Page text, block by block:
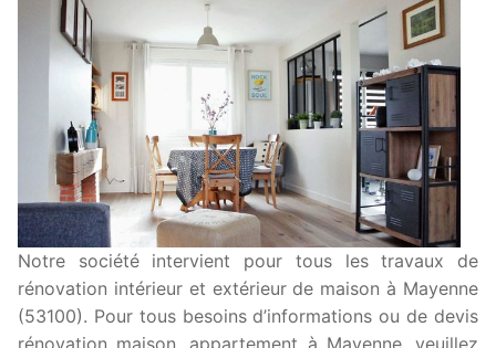
Notre société intervient pour tous les travaux de
rénovation intérieur et extérieur de maison à Mayenne
(53100). Pour tous besoins d’informations ou de devis